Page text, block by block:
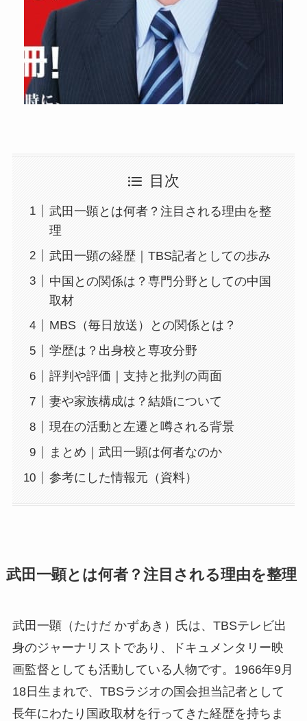
目次
武田一顕とは何者？注目される理由を整
理
武田一顕の経歴｜TBS記者としての歩み
中国との関係は？専門分野としての中国
取材
MBS（毎日放送）との関係とは？
学歴は？出身校と専攻分野
評判や評価｜支持と批判の両面
妻や家族構成は？結婚について
現在の活動と左遷と噂される背景
まとめ｜武田一顕は何者なのか
参考にした情報元（資料）
武田一顕とは何者？注目される理由を整理
武田一顕（たけだ かずあき）氏は、TBSテレビ出
身のジャーナリストであり、ドキュメンタリー映
画監督としても活動している人物です。1966年9月
18日生まれで、TBSラジオの国会担当記者として
長年にわたり国政取材を行ってきた経歴を持ちま